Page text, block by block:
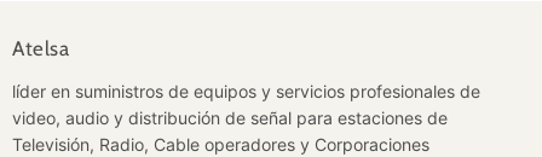
Atelsa
líder en suministros de equipos y servicios profesionales de
video, audio y distribución de señal para estaciones de
Televisión, Radio, Cable operadores y Corporaciones